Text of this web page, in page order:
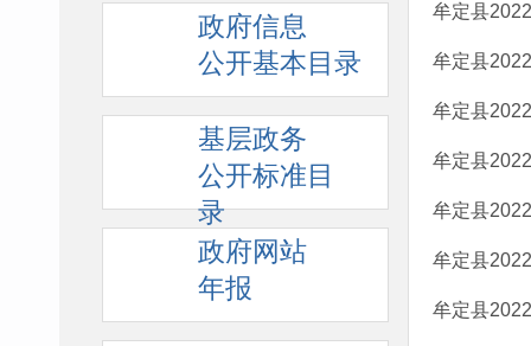
政府信息
公开基本目录
基层政务
公开标准目
录
政府网站
年报
牟定县
牟定县
牟定县
牟定县
牟定县
牟定县
牟定县